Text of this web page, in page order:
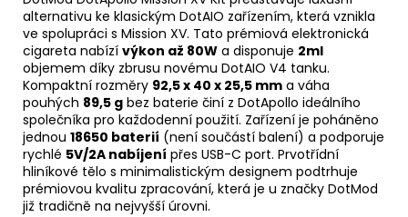
alternativu ke klasickým DotAIO zařízením, která vznikla
ve spolupráci s Mission XV. Tato prémiová elektronická
cigareta nabízí výkon až 80W a disponuje 2ml
objemem díky zbrusu novému DotAIO V4 tanku.
Kompaktní rozměry 92,5 x 40 x 25,5 mm a váha
pouhých 89,5 g bez baterie činí z DotApollo ideálního
společníka pro každodenní použití. Zařízení je poháněno
jednou 18650 baterií (není součástí balení) a podporuje
rychlé 5V/2A nabíjení přes USB-C port. Prvotřídní
hliníkové tělo s minimalistickým designem podtrhuje
prémiovou kvalitu zpracování, která je u značky DotMod
již tradičně na nejvyšší úrovni.